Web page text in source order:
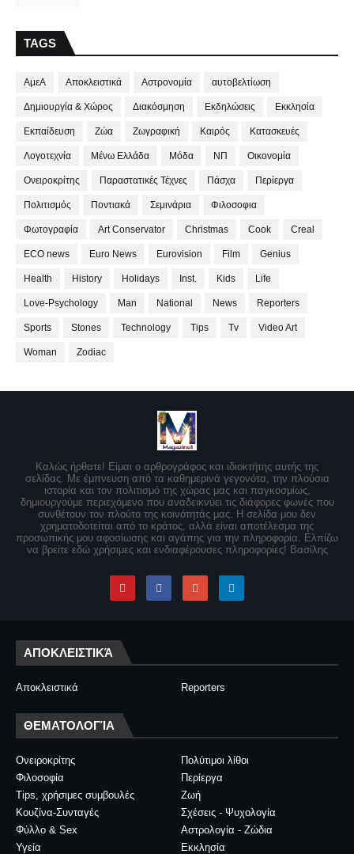
TAGS
ΑμεΑ Αποκλειστικά Αστρονομία αυτοβελτίωση
Δημιουργία & Χώρος Διακόσμηση Εκδηλώσεις Εκκλησία
Εκπαίδευση Ζώα Ζωγραφική Καιρός Κατασκευές
Λογοτεχνία Μένω Ελλάδα Μόδα ΝΠ Οικονομία
Ονειροκρίτης Παραστατικές Τέχνες Πάσχα Περίεργα
Πολιτισμός Ποντιακά Σεμινάρια Φιλοσοφια
Φωτογραφία Art Conservator Christmas Cook Creal
ECO news Euro News Eurovision Film Genius
Health History Holidays Inst. Kids Life
Love-Psychology Man National News Reporters
Sports Stones Technology Tips Tv Video Art
Woman Zodiac
Καλώς ήρθατε! Είμαι ο αρθρογράφος και ιδιοκτήτης αυτής της
σελίδας. Με έμπνευση από τα καθημερινά γεγονότα, την πλούσια
ιστορία και τον πολιτισμό της χώρας μας και παγκοσμίως,
δημιουργούμε περιεχόμενο που αναδεικνύει τις διάφορες φωνές που
συνθέτουν τον πλούτο της κοινότητάς μας. Η σελίδα μου δεν
χρηματοδοτείται από το κράτος, αλλά είναι αποτέλεσμα της
προσωπικής μου αφοσίωσης και αγάπης για την πληροφορία. Ελπίζω
να βρείτε εδώ χρήσιμες και ενδιαφέρουσες πληροφορίες! Βασίλης
ΑΠΟΚΛΕΙΣΤΙΚΆ
Αποκλειστικά Reporters
ΘΕΜΑΤΟΛΟΓΊΑ
Ονειροκρίτης
Πολύτιμοι λίθοι
Φιλοσοφία
Περίεργα
Tips, χρήσιμες συμβουλές
Ζωή
Κουζίνα-Συνταγές
Σχέσεις - Ψυχολογία
Φύλλο & Sex
Αστρολογία - Ζώδια
Υγεία
Εκκλησία